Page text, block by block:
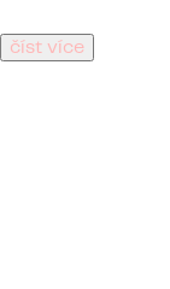
číst více